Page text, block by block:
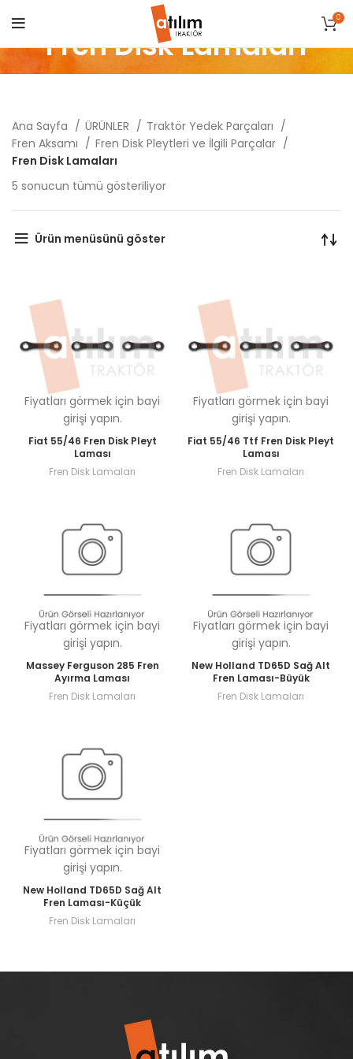
0
Fren Disk Lamaları
Ana Sayfa ÜRÜNLER
Traktör Yedek Parçaları
Fren Aksamı
Fren Disk Pleytleri ve İlgili Parçalar
Fren Disk Lamaları
5 sonucun tümü gösteriliyorPopülerliğe
Ürün menüsünü göster
Fiyatları görmek için bayi
girişi yapın.
Fiat 55/46 Fren Disk Pleyt
Laması
Fren Disk Lamaları
Fiyatları görmek için bayi
girişi yapın.
Fiat 55/46 Ttf Fren Disk Pleyt
Laması
Fren Disk Lamaları
Fiyatları görmek için bayi
girişi yapın.
Massey Ferguson 285 Fren
Ayırma Laması
Fren Disk Lamaları
Fiyatları görmek için bayi
girişi yapın.
New Holland TD65D Sağ Alt
Fren Laması-Büyük
Fren Disk Lamaları
Fiyatları görmek için bayi
girişi yapın.
New Holland TD65D Sağ Alt
Fren Laması-Küçük
Fren Disk Lamaları